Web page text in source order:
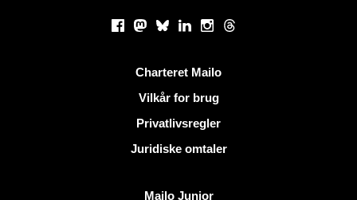
Facebook
Mastodon
BlueskyLinkedInInstagram
Threads
Charteret Mailo
Vilkår for brug
Privatlivsregler
Juridiske omtaler
Mailo Junior